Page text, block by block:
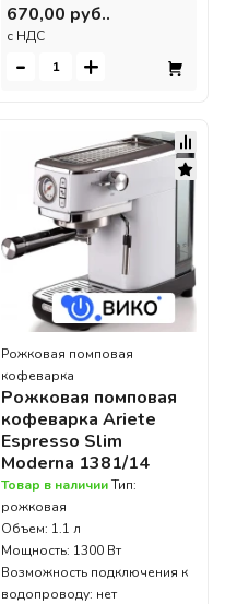
670,00 руб..
c НДС
- +
Рожковая помповая
кофеварка
Рожковая помповая
кофеварка Ariete
Espresso Slim
Moderna 1381/14
Товар в наличииТип:
рожковая
Объем: 1.1 л
Мощность: 1300 Вт
Возможность подключения к
водопроводу: нет